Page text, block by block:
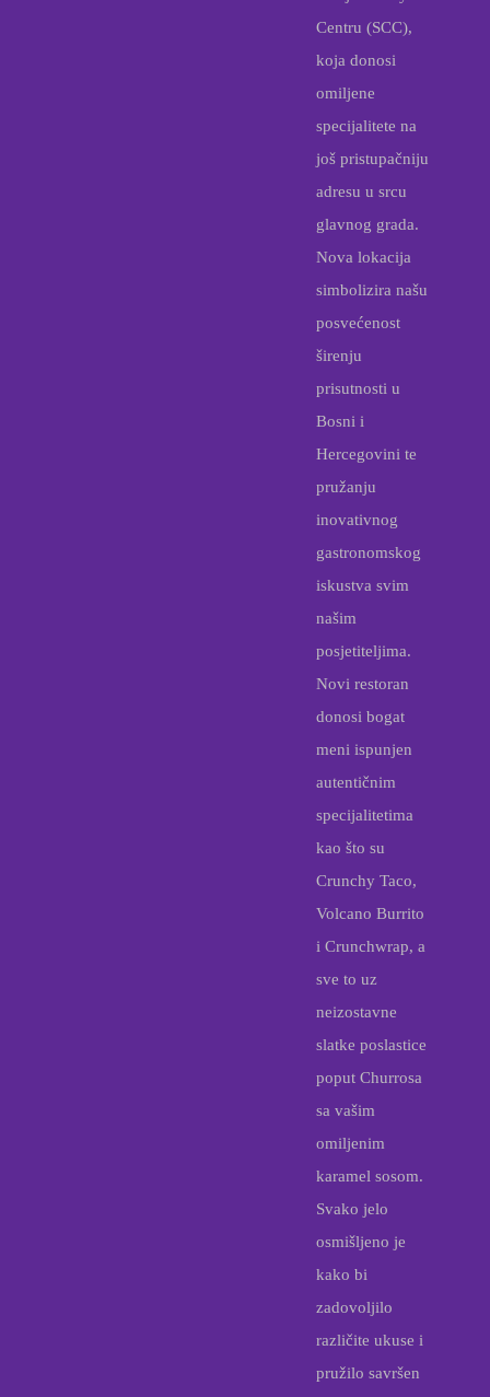
Centru (SCC),
koja donosi
omiljene
specijalitete na
još pristupačniju
adresu u srcu
glavnog grada.
Nova lokacija
simbolizira našu
posvećenost
širenju
prisutnosti u
Bosni i
Hercegovini te
pružanju
inovativnog
gastronomskog
iskustva svim
našim
posjetiteljima.
Novi restoran
donosi bogat
meni ispunjen
autentičnim
specijalitetima
kao što su
Crunchy Taco,
Volcano Burrito
i Crunchwrap, a
sve to uz
neizostavne
slatke poslastice
poput Churrosa
sa vašim
omiljenim
karamel sosom.
Svako jelo
osmišljeno je
kako bi
zadovoljilo
različite ukuse i
pružilo savršen